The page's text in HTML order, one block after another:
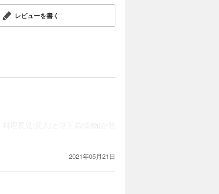
レビューを書く
2021年05月21日